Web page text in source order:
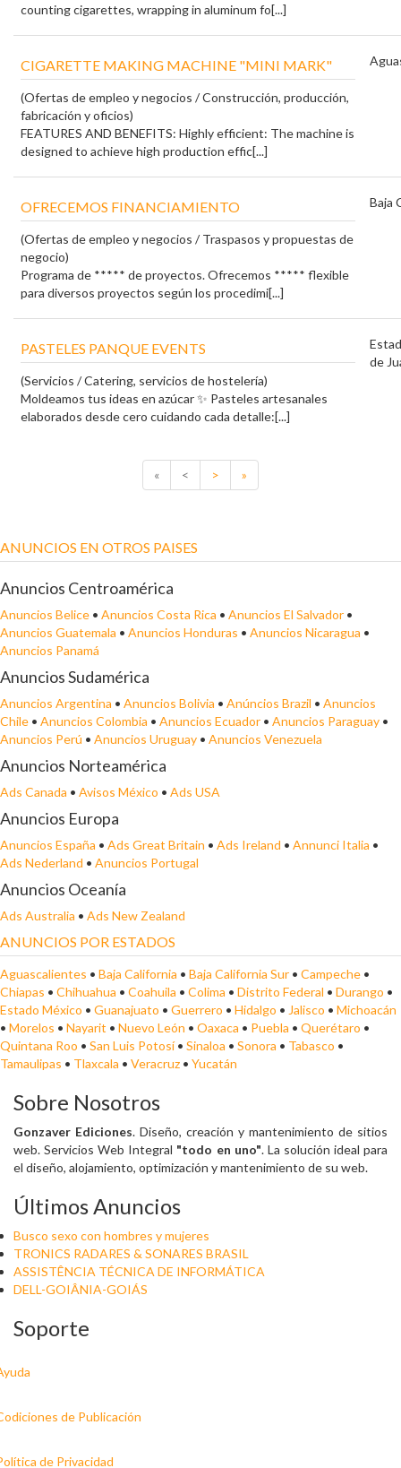
counting cigarettes, wrapping in aluminum fo[...]
CIGARETTE MAKING MACHINE "MINI MARK"
(Ofertas de empleo y negocios / Construcción, producción,
fabricación y oficios)
FEATURES AND BENEFITS: Highly efficient: The machine is
designed to achieve high production effic[...]
OFRECEMOS FINANCIAMIENTO
(Ofertas de empleo y negocios / Traspasos y propuestas de
negocio)
Programa de ***** de proyectos. Ofrecemos ***** flexible
para diversos proyectos según los procedimi[...]
Baja
PASTELES PANQUE EVENTS
(Servicios / Catering, servicios de hostelería)
Moldeamos tus ideas en azúcar ✨ Pasteles artesanales
elaborados desde cero cuidando cada detalle:[...]
de
« < > »
ANUNCIOS EN OTROS PAISES
Anuncios Centroamérica
Anuncios Belice • Anuncios Costa Rica • Anuncios El Salvador •
Anuncios Guatemala • Anuncios Honduras • Anuncios Nicaragua •
Anuncios Panamá
Anuncios Sudamérica
Anuncios Argentina • Anuncios Bolivia • Anúncios Brazil • Anuncios
Chile • Anuncios Colombia • Anuncios Ecuador • Anuncios Paraguay •
Anuncios Perú • Anuncios Uruguay • Anuncios Venezuela
Anuncios Norteamérica
Ads Canada • Avisos México • Ads USA
Anuncios Europa
Anuncios España • Ads Great Britain • Ads Ireland • Annunci Italia •
Ads Nederland • Anuncios Portugal
Anuncios Oceanía
Ads Australia • Ads New Zealand
ANUNCIOS POR ESTADOS
Aguascalientes • Baja California • Baja California Sur • Campeche •
Chiapas • Chihuahua • Coahuila • Colima • Distrito Federal • Durango •
Estado México • Guanajuato • Guerrero • Hidalgo • Jalisco • Michoacán
• Morelos • Nayarit • Nuevo León • Oaxaca • Puebla • Querétaro •
Quintana Roo • San Luis Potosí• Sinaloa • Sonora • Tabasco •
Tamaulipas • Tlaxcala • Veracruz • Yucatán
Sobre Nosotros
Gonzaver Ediciones. Diseño, creación y mantenimiento de sitios
web. Servicios Web Integral "todo en uno". La solución ideal para
el diseño, alojamiento, optimización y mantenimiento de su web.
Últimos Anuncios
Busco sexo con hombres y mujeres
TRONICS RADARES & SONARES BRASIL
ASSISTÊNCIA TÉCNICA DE INFORMÁTICA
DELL-GOIÂNIA-GOIÁS
Soporte
de Publicación
de Privacidad